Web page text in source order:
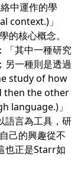
中運作的學
context.)」
的核心概念。
「其中一種研究
另一種則是透過
study of how
then the other
language.)」
語言為工具，研
己的興趣從不
也正是Starr如